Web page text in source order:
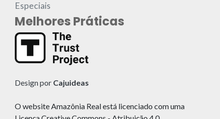
Especiais
Melhores Práticas
Design por Cajuideas
O website Amazônia Real está licenciado com uma